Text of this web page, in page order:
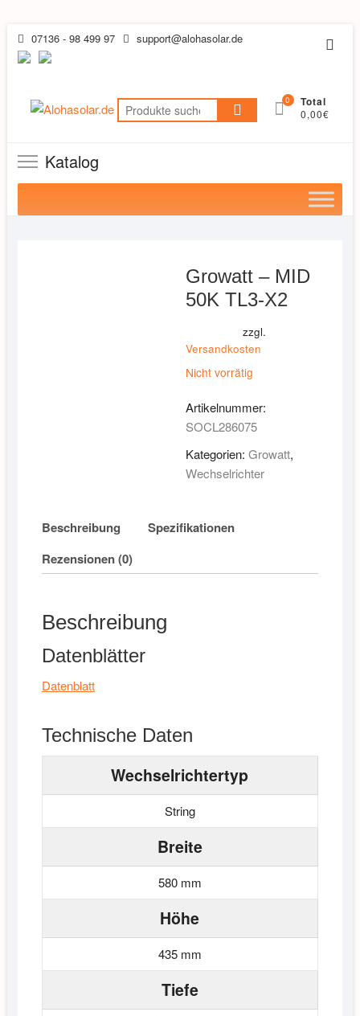
Skip 07136 - 98 499 97 support@alohasolar.de
Suchen
nach:
0 Total
0,00€
Katalog
Growatt – MID
50K TL3-X2
zzgl.
Versandkosten
Nicht vorrätig
Artikelnummer:
SOCL286075
Kategorien: Growatt,
Wechselrichter
Beschreibung
Spezifikationen
Rezensionen (0)
Beschreibung
Datenblätter
Datenblatt
Technische Daten
Wechselrichtertyp
String
Breite
580 mm
Höhe
435 mm
Tiefe